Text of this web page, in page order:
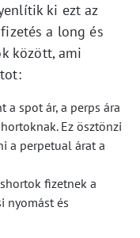
ki ezt az
a long és
között, ami
a spot ár, a perps ára
Ez ösztönzi
a perpetual árat a
fizetnek a
nyomást és